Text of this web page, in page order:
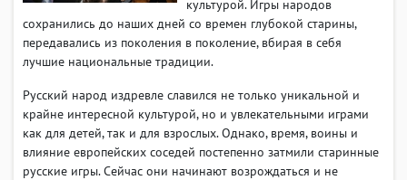
культурой. Игры народов
сохранились до наших дней со времен глубокой старины,
передавались из поколения в поколение, вбирая в себя
лучшие национальные традиции.
Русский народ издревле славился не только уникальной и
крайне интересной культурой, но и увлекательными играми
как для детей, так и для взрослых. Однако, время, воины и
влияние европейских соседей постепенно затмили старинные
русские игры. Сейчас они начинают возрождаться и не